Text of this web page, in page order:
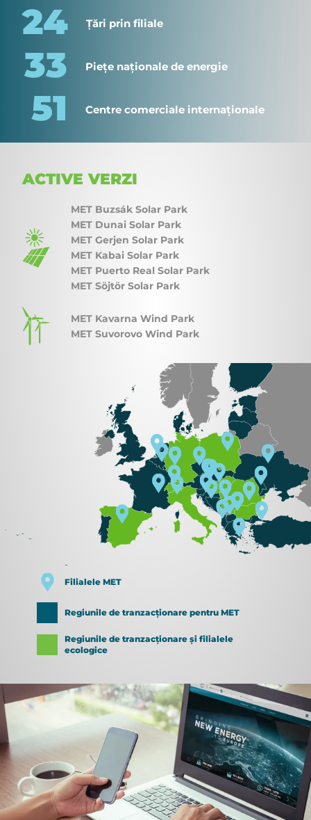
24 Țări prin filiale
33 Piețe naționale de energie
51 Centre comerciale internaționale
ACTIVE VERZI
MET Buzsák Solar Park
MET Dunai Solar Park
MET Gerjen Solar Park
MET Kabai Solar Park
MET Puerto Real Solar Park
MET Söjtör Solar Park
MET Kavarna Wind Park
MET Suvorovo Wind Park
Filialele MET
Regiunile de tranzacționare pentru MET
Regiunile de tranzacționare și filialele
ecologice